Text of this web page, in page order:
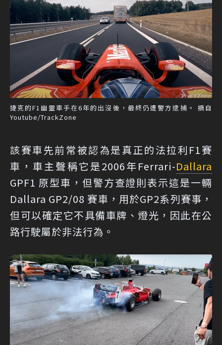
捷克的F1幽靈車手在6年的出沒後，最終仍遭警方逮捕。 摘自
Youtube/TrackZone
該賽車先前常被認為是真正的法拉利F1賽
車，車主聲稱它是2006年Ferrari-Dallara
GPF1 原型車，但警方查證則表示這是一輛
Dallara GP2/08 賽車，用於GP2系列賽事，
但可以確定它不具備車牌、燈光，因此在公
路行駛屬於非法行為。